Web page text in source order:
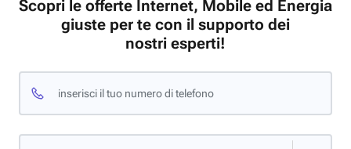
Scopri le offerte Internet, Mobile ed Energia
giuste per te con il supporto dei
nostri esperti!
inserisci il tuo numero di telefono